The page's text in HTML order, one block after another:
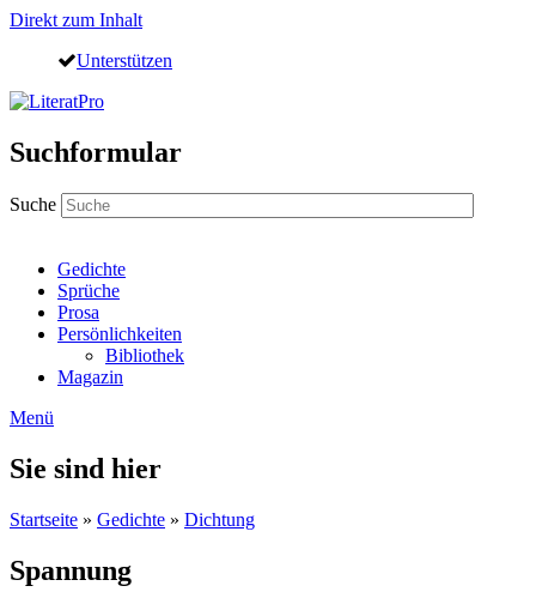
Direkt zum Inhalt
Unterstützen
Suchformular
Suche
Gedichte
Sprüche
Prosa
Persönlichkeiten
Bibliothek
Magazin
Menü
Sie sind hier
Startseite » Gedichte » Dichtung
Spannung